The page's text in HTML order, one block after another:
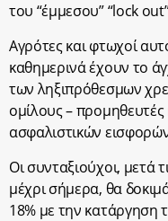
του “έμμεσου” “lock
Αγρότες και φτωχοί
καθημερινά έχουν το
των ληξιπρόθεσμων
ομίλους –
ασφαλιστικών
Οι συνταξιούχοι, μετά
μέχρι σήμερα, θα
18% με την κατάργηση